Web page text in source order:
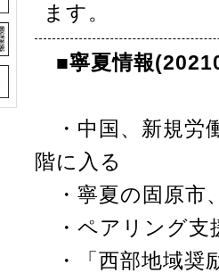
ます。
■寧夏情報
・中国、新規労
階に入る
・寧夏の固原市
・ペアリング支
・「西部地域奨